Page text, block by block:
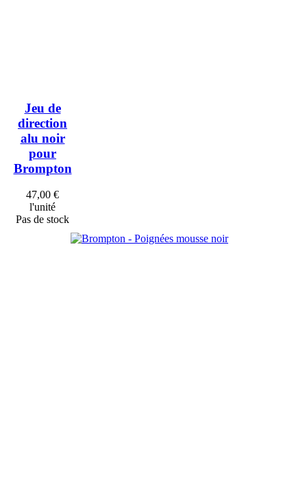
Jeu de
direction
alu noir
pour
Brompton
47,00 €
l'unité
Pas de stock